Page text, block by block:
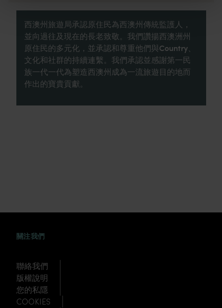
西澳州旅遊局承認原住民為西澳州傳統監護人，
並向過往及現在的長老致敬。我們讚揚西澳洲州
原住民的多元化，並承認和尊重他們與Country、
文化和社群的持續連繫。我們承認並感謝第一民
族一代一代為塑造西澳州成為一流旅遊目的地而
作出的寶貴貢獻。
關注我們
聯絡我們
版權說明
您的私隱
COOKIES